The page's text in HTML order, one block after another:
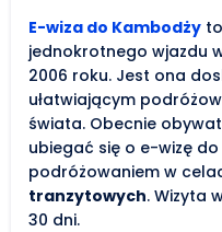
E-wiza do Kambodży to
jednokrotnego wjazdu
2006 roku. Jest ona
ułatwiającym
świata. Obecnie
ubiegać się o e-wizę
podróżowaniem w
tranzytowych. Wizyta
30 dni.